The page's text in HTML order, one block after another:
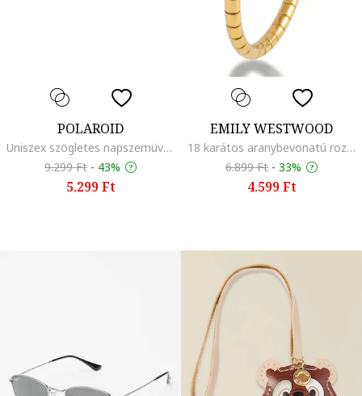
POLAROID
Uniszex szögletes napszemüveg
9.299 Ft - 43%
5.299 Ft
EMILY WESTWOOD
18 karátos aranybevonatú rozsdamentes acél karkötő, Aranyszín
6.899 Ft - 33%
4.599 Ft